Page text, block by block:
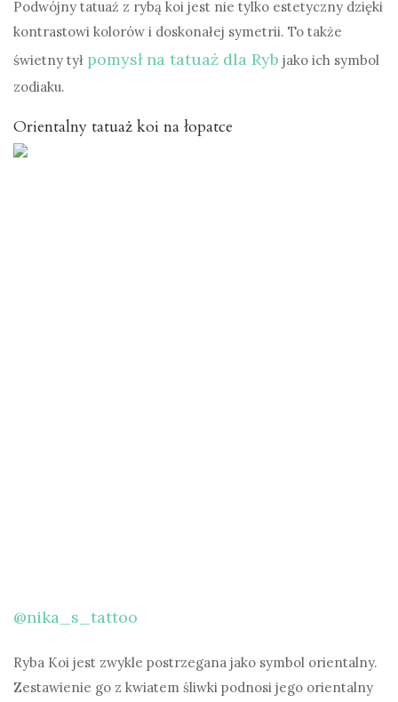
Podwójny tatuaż z rybą koi jest nie tylko estetyczny dzięki
kontrastowi kolorów i doskonałej symetrii. To także
świetny tył pomysł na tatuaż dla Ryb jako ich symbol
zodiaku.
Orientalny tatuaż koi na łopatce
@nika_s_tattoo
Ryba Koi jest zwykle postrzegana jako symbol orientalny.
Zestawienie go z kwiatem śliwki podnosi jego orientalny